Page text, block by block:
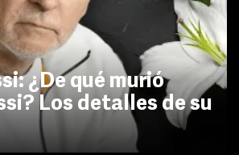
¿De qué murió
Los detalles de su